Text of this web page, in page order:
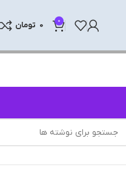
0 تومان 0